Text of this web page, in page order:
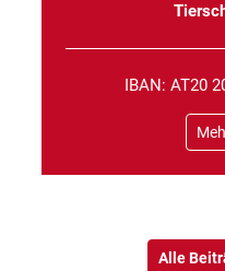
IBAN: AT20
Alle